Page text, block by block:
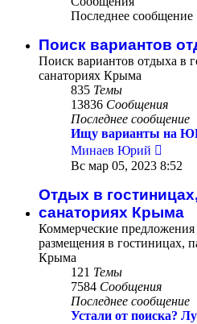
Последнее сообщение
Поиск вариантов
Поиск вариантов отдыха в
санаториях Крыма
835 Темы
13836 Сообщения
Последнее сообщение
Ищу варианты на
Минаев Юрий
к
Вс мар 05, 2023 8:52
Отдых в
санаториях Крыма
Коммерческие предложения
размещения в гостиницах,
Крыма
121 Темы
7584 Сообщения
Последнее сообщение
Устали от поиска?